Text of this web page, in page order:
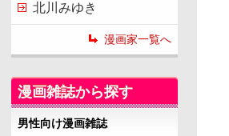
北川みゆき
漫画家一覧へ
漫画雑誌から探す
男性向け漫画雑誌